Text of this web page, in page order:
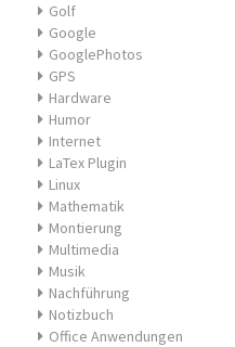
Golf
Google
GooglePhotos
GPS
Hardware
Humor
Internet
LaTex Plugin
Linux
Mathematik
Montierung
Multimedia
Musik
Nachführung
Notizbuch
Office Anwendungen